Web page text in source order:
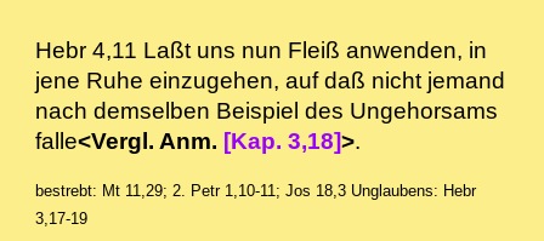
Hebr 4,11 Laßt uns nun Fleiß anwenden, in
jene Ruhe einzugehen, auf daß nicht jemand
nach demselben Beispiel des Ungehorsams
falle<Vergl. Anm. [Kap. 3,18]>.
bestrebt: Mt 11,29; 2. Petr 1,10-11; Jos 18,3 Unglaubens: Hebr
3,17-19